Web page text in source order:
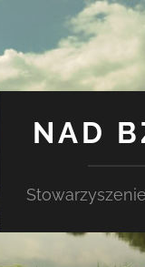
NAD